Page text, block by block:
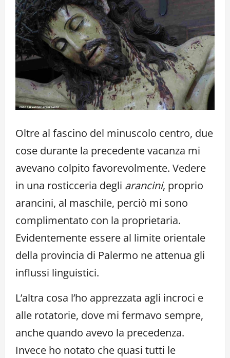
Oltre al fascino del minuscolo centro, due
cose durante la precedente vacanza mi
avevano colpito favorevolmente. Vedere
in una rosticceria degli arancini, proprio
arancini, al maschile, perciò mi sono
complimentato con la proprietaria.
Evidentemente essere al limite orientale
della provincia di Palermo ne attenua gli
influssi linguistici.
L’altra cosa l’ho apprezzata agli incroci e
alle rotatorie, dove mi fermavo sempre,
anche quando avevo la precedenza.
Invece ho notato che quasi tutti le